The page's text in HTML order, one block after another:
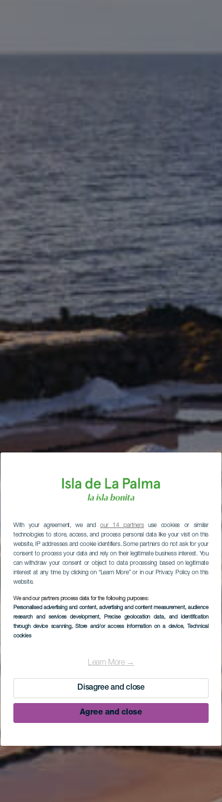
With your agreement, we andour 14 partnersuse cookies or similar
technologies to store, access, and process personal data like your visit on this
website, IP addresses and cookie identifiers. Some partners do not ask for your
consent to process your data and rely on their legitimate business interest. You
can withdraw your consent or object to data processing based on legitimate
interest at any time by clicking on “Learn More” or in our Privacy Policy on this
website.
We and our partners process data for the following purposes:
Personalised advertising and content, advertising and content measurement, audience
research and services development, Precise geolocation data, and identification
through device scanning, Store and/or access information on a device, Technical
cookies
Learn More →
Disagree and close
Agree and close